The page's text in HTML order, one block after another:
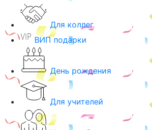
Для коллег
ВИП подарки
День рождения
Для учителей